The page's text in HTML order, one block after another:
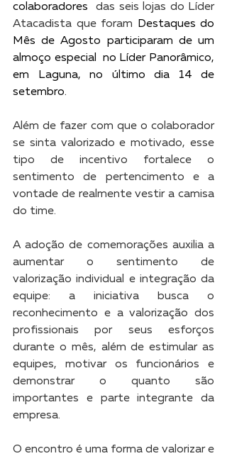
colaboradores das seis lojas do Líder
Atacadista que foram
Destaques do
Mês de Agosto participaram de um
almoço especial  no Líder Panorâmico,
em Laguna, no último dia 14 de
setembro.
Além de fazer com que o colaborador
se sinta valorizado e motivado, esse
tipo de incentivo fortalece o
sentimento de pertencimento e a
vontade de realmente vestir a camisa
do time.
A adoção de comemorações auxilia a
aumentar o sentimento de
valorização individual e integração da
equipe: a iniciativa busca o
reconhecimento e a valorização dos
profissionais por seus esforços
durante o mês, além de estimular as
equipes, motivar os funcionários e
demonstrar o quanto são
importantes e parte integrante da
empresa.
O encontro é uma forma de valorizar e